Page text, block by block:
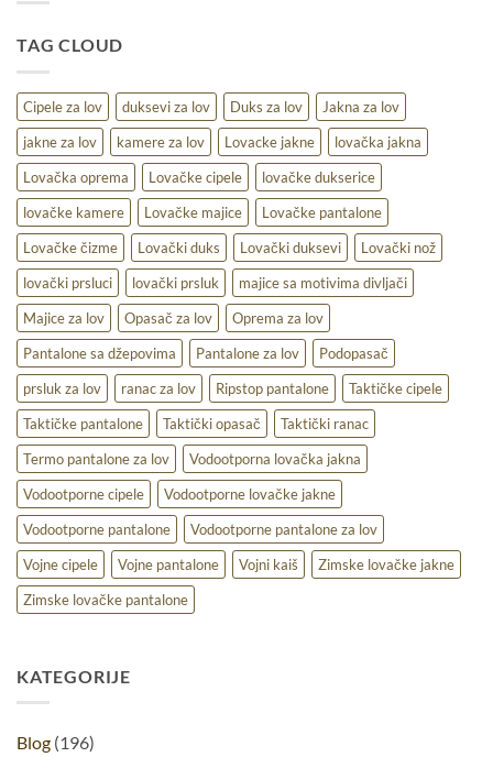
na
terenu
TAG CLOUD
Cipele za lov duksevi za lov Duks za lov
Jakna za lov
jakne za lov
kamere za lov Lovacke jakne
lovačka jakna
Lovačka oprema
Lovačke cipele
lovačke dukserice
lovačke kamere
Lovačke majice
Lovačke pantalone
Lovačke čizme
Lovački duks Lovački duksevi
Lovački nož
lovački prsluci
lovački prsluk
majice sa motivima divljači
Majice za lov
Opasač za lov
Oprema za lov
Pantalone sa džepovima
Pantalone za lov
Podopasač
prsluk za lov
ranac za lov Ripstop pantalone
Taktičke cipele
Taktičke pantalone
Taktički opasač
Taktički ranac
Termo pantalone za lov
Vodootporna lovačka jakna
Vodootporne cipele
Vodootporne lovačke jakne
Vodootporne pantalone
Vodootporne pantalone za lov
Vojne cipele
Vojne pantalone Vojni kaiš
Zimske lovačke jakne
Zimske lovačke pantalone
KATEGORIJE
Blog (196)